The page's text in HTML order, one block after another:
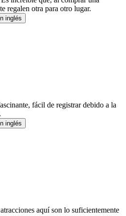
regalen otra para otro lugar.
inglés
fácil de registrar debido a la
inglés
aquí son lo suficientemente